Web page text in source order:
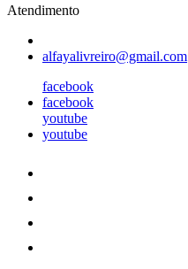
Atendimento
alfayalivreiro@gmail.com
facebook
facebook
youtube
youtube